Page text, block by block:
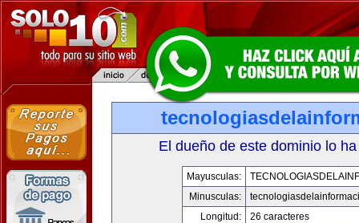
El dueño de este dominio lo
Mayusculas:
Minusculas:
Longitud:
26 caracteres